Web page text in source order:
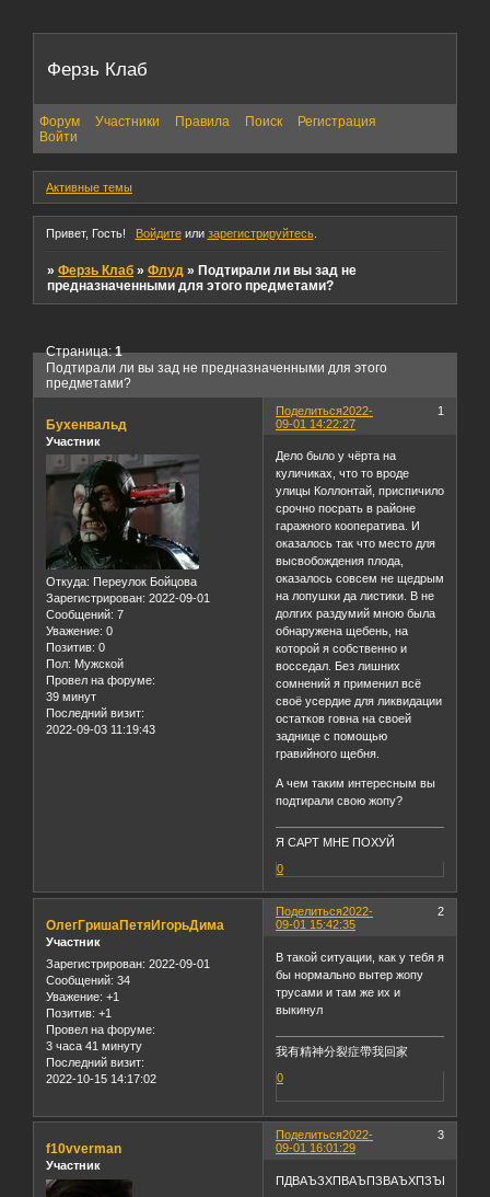
Ферзь Клаб
Форум Участники Правила Поиск
Регистрация
Войти
Активные темы
Привет, Гость! Войдитеили зарегистрируйтесь.
»Ферзь Клаб »Флуд »Подтирали ли вы зад не
предназначенными для этого предметами?
Подтирали ли вы зад не предназначенными для этого
предметами?
Страница:1
Поделиться 1
2022-
09-01 14:22:27
Бухенвальд
Участник
Откуда: Переулок Бойцова
Зарегистрирован: 2022-09-01
Сообщений: 7
Уважение: 0
Позитив: 0
Пол: Мужской
Провел на форуме:
39 минут
Последний визит:
2022-09-03 11:19:43
Дело было у чёрта на
куличиках, что то вроде
улицы Коллонтай, приспичило
срочно посрать в районе
гаражного кооператива. И
оказалось так что место для
высвобождения плода,
оказалось совсем не щедрым
на лопушки да листики. В не
долгих раздумий мною была
обнаружена щебень, на
которой я собственно и
восседал. Без лишних
сомнений я применил всё
своё усердие для ликвидации
остатков говна на своей
заднице с помощью
гравийного щебня.
А чем таким интересным вы
подтирали свою жопу?
Я САРТ МНЕ ПОХУЙ
0
Поделиться 2
2022-
09-01 15:42:35
ОлегГришаПетяИгорьДима
Участник
Зарегистрирован: 2022-09-01
Сообщений: 34
Уважение: +1
Позитив: +1
Провел на форуме:
3 часа 41 минуту
Последний визит:
2022-10-15 14:17:02
В такой ситуации, как у тебя я
бы нормально вытер жопу
трусами и там же их и
выкинул
我有精神分裂症帶我回家
0
Поделиться 3
2022-
09-01 16:01:29
f10vverman
Участник